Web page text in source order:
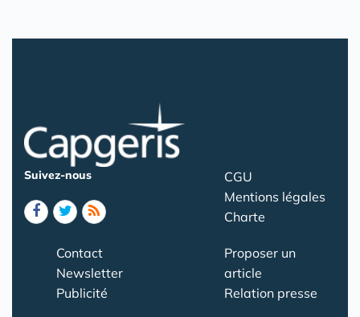
Suivez-nous
CGU
Mentions légales
Charte
Contact
Newsletter
Publicité
Proposer un
article
Relation presse